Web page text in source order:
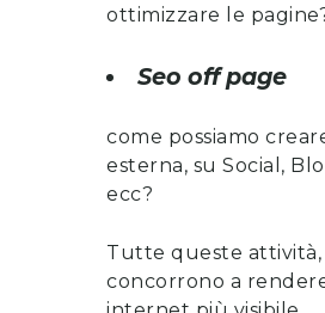
ottimizzare le
Seo off page
come possiamo
esterna, su Social,
ecc?
Tutte queste attività,
concorrono a